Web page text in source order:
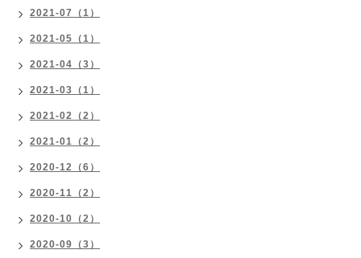
2021-07（1）
2021-05（1）
2021-04（3）
2021-03（1）
2021-02（2）
2021-01（2）
2020-12（6）
2020-11（2）
2020-10（2）
2020-09（3）